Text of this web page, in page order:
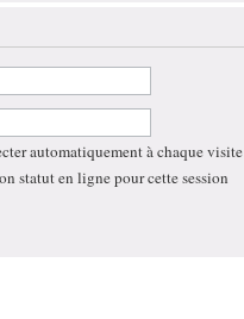
automatiquement à chaque visite
statut en ligne pour cette session